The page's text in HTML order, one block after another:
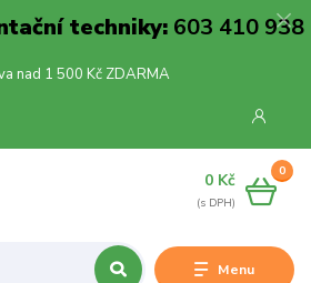
techniky:603 410 938
nad 1 500 Kč ZDARMA
Menu
0
0 Kč